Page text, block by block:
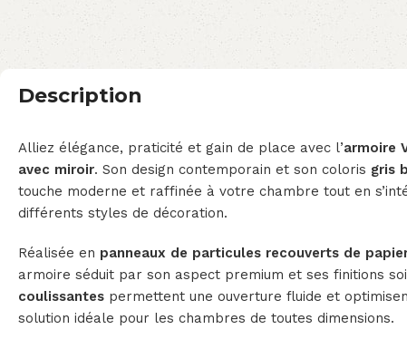
Description
Alliez élégance, praticité et gain de place avec l’armoire
avec miroir. Son design contemporain et son coloris gris
touche moderne et raffinée à votre chambre tout en
différents styles de décoration.
Réalisée en panneaux de particules recouverts de
armoire séduit par son aspect premium et ses finitions
coulissantes permettent une ouverture fluide et
solution idéale pour les chambres de toutes dimensions.